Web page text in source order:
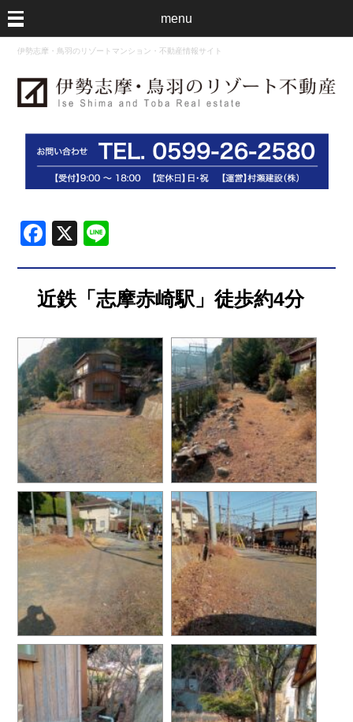
menu
伊勢志摩・鳥羽のリゾートマンション・不動産情報サイト
Facebook
X
近鉄「志摩赤崎駅」徒歩約4分